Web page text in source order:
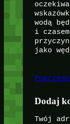
wodą
i
jako
Dodaj
Twój